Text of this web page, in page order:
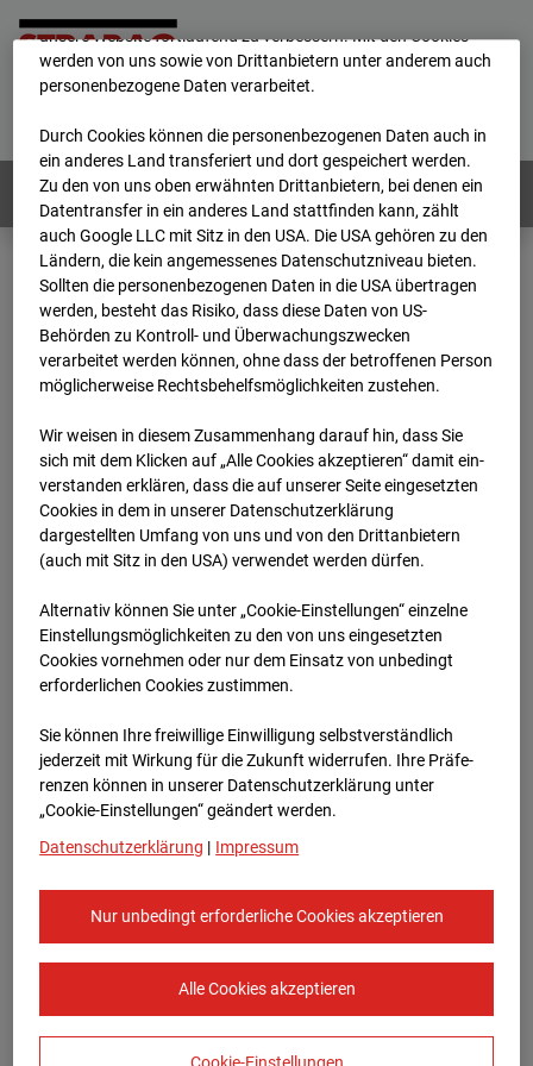
Home E-Mail Impressum
Deutsch / English
Webcams: Alle Länder
Home
Deutschland
BC-145 - BV Wohnquartett Heddesheim
Archiv
2024 01 15 17:18
BC-145 - BV
Wohnquartett
Heddesheim
Heddesheim
Zur Übersicht
Archivdatum: 15.01.2024 17:18,
Europe/Berlin
unsere Website fortlaufend zu verbessern. Mit den Cookies
werden von uns sowie von Drittanbietern unter anderem auch
personenbezogene Daten verarbeitet.
Durch Cookies können die personenbezogenen Daten auch in
ein anderes Land transferiert und dort gespeichert werden.
Zu den von uns oben erwähnten Drittanbietern, bei denen ein
Datentransfer in ein anderes Land stattfinden kann, zählt
auch Google LLC mit Sitz in den USA. Die USA gehören zu den
Ländern, die kein angemessenes Datenschutzniveau bieten.
Sollten die personenbezogenen Daten in die USA übertragen
werden, besteht das Risiko, dass diese Daten von US-
Behörden zu Kontroll- und Überwachungszwecken
verarbeitet werden können, ohne dass der betroffenen Person
möglicherweise Rechtsbehelfsmöglichkeiten zustehen.
Wir weisen in diesem Zusammenhang darauf hin, dass Sie
sich mit dem Klicken auf „Alle Cookies akzeptieren“ damit ein­
ver­standen erklären, dass die auf unserer Seite eingesetzten
Cookies in dem in unserer Datenschutzerklärung
dargestellten Umfang von uns und von den Drittanbietern
(auch mit Sitz in den USA) verwendet werden dürfen.
Alternativ können Sie unter „Cookie-Einstellungen“ einzelne
Einstellungsmöglichkeiten zu den von uns eingesetzten
Cookies vornehmen oder nur dem Einsatz von unbedingt
erforderlichen Cookies zustimmen.
Sie können Ihre freiwillige Einwilligung selbstverständlich
jederzeit mit Wirkung für die Zukunft widerrufen. Ihre Prä­fe­
renzen können in unserer Datenschutzerklärung unter
„Cookie-Einstellungen“ geändert werden.
Datenschutzerklärung | Impressum
Nur unbedingt erforderliche Cookies akzeptieren
Alle Cookies akzeptieren